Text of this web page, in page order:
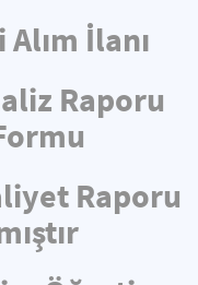
İlanı
Raporu
Raporu